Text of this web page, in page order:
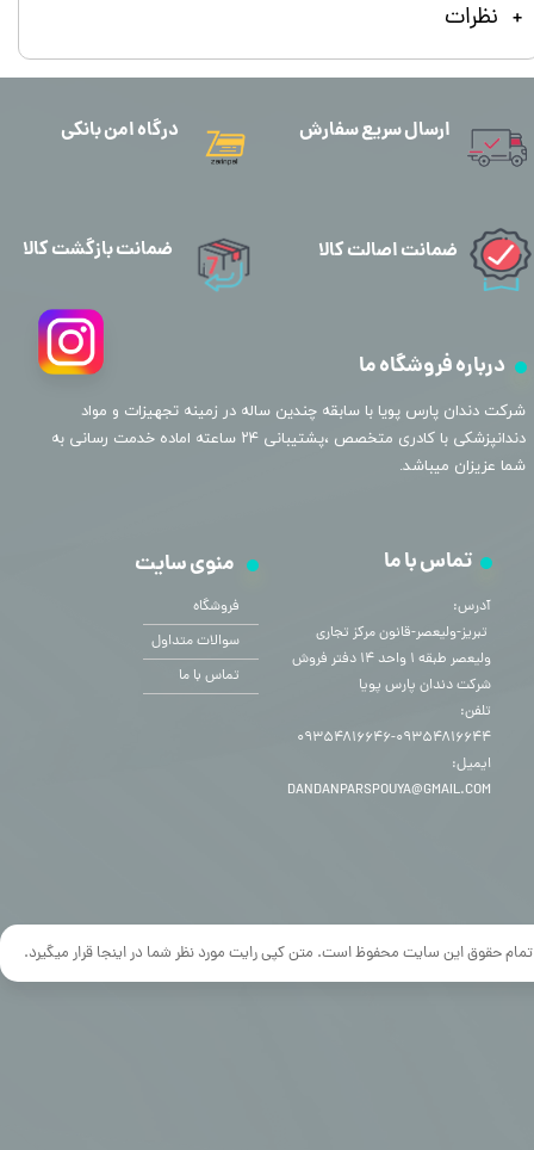
نظرات
تمام حقوق این سایت محفوظ است. متن کپی رایت مورد نظر شما در اینجا قرار میگیرد.
ارسال سریع سفارش
درباره فروشگاه ما
​شرکت دندان پارس پویا با سابقه چندین ساله در زمینه تجهیزات و مواد
دندانپزشکی با کادری متخصص ،پشتیبانی ۲۴ ساعته اماده خدمت رسانی به
شما عزیزان میباشد.
منوی سایت
فروشگاه
سوالات متداول
تماس با ما
تماس با ما
آدرس:
​​​​​​​ تبریز-ولیعصر-قانون مرکز تجاری
ولیعصر طبقه ۱ واحد ۱۴ دفتر فروش
شرکت دندان پارس پویا
تلفن:
۰۹۳۵۴۸۱۶۶۴۴-۰۹۳۵۴۸۱۶۶۴۶
ایمیل:
DANDANPARSPOUYA@GMAIL.COM
درگاه امن بانکی
ضمانت اصالت کالا ضمانت بازگشت کالا